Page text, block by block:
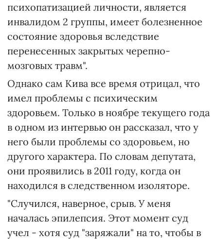
психопатизацией личности, является
инвалидом 2 группы, имеет болезненное
состояние здоровья вследствие
перенесенных закрытых черепно-
мозговых травм".
Однако сам Кива все время отрицал, что
имел проблемы с психическим
здоровьем. Только в ноябре текущего года
в одном из интервью он рассказал, что у
него были проблемы со здоровьем, но
другого характера. По словам депутата,
они проявились в 2011 году, когда он
находился в следственном изоляторе.
"Случился, наверное, срыв. У меня
началась эпилепсия. Этот момент суд
учел - хотя суд "заряжали" на то, чтобы в